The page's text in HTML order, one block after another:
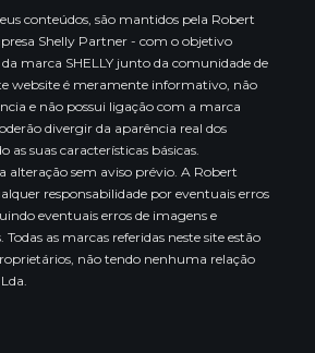
conteúdos, são mantidos pela Robert
Shelly Partner - com o objetivo
marca SHELLY junto da comunidade de
website é meramente informativo, não
e não possui ligação com a marca
divergir da aparência real dos
as suas características básicas.
alteração sem aviso prévio. A Robert
responsabilidade por eventuais erros
eventuais erros de imagens e
as marcas referidas neste site estão
não tendo nenhuma relação